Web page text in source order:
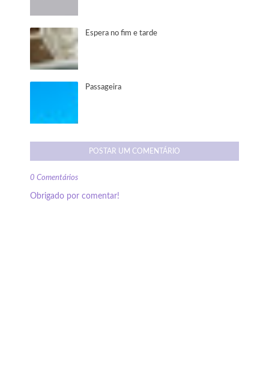
Espera no fim e tarde
Passageira
POSTAR UM COMENTÁRIO
0 Comentários
Obrigado por comentar!